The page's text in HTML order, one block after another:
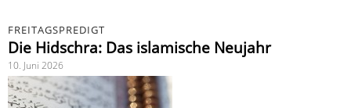
FREITAGSPREDIGT
Die Hidschra: Das islamische Neujahr
10. Juni 2026